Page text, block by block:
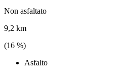
Non asfaltato
9,2 km
(16 %)
Asfalto